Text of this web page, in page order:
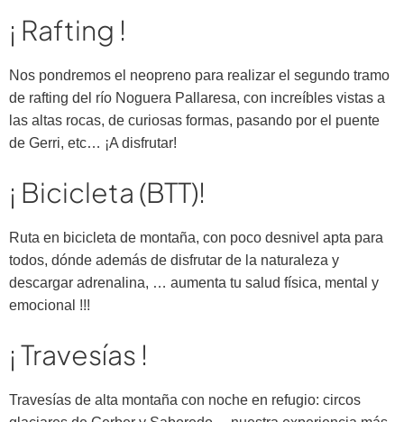
¡ Rafting !
Nos pondremos el neopreno para realizar el segundo tramo
de rafting del río Noguera Pallaresa, con increíbles vistas a
las altas rocas, de curiosas formas, pasando por el puente
de Gerri, etc… ¡A disfrutar!
¡ Bicicleta (BTT)!
Ruta en bicicleta de montaña, con poco desnivel apta para
todos, dónde además de disfrutar de la naturaleza y
descargar adrenalina, … aumenta tu salud física, mental y
emocional !!!
¡ Travesías !
Travesías de alta montaña con noche en refugio: circos